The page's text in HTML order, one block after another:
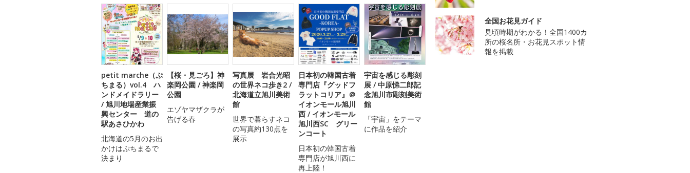
petit marche（ぷ
ちまる）vol.4 ハ
ンドメイドラリー
/ 旭川地場産業振
興センター 道の
駅あさひかわ
北海道の5月のお出
かけはぷちまるで
決まり
【桜・見ごろ】神
楽岡公園 / 神楽岡
公園
エゾヤマザクラが
告げる春
写真展 岩合光昭
の世界ネコ歩き2 /
北海道立旭川美術
館
世界で暮らすネコ
の写真約130点を
展示
日本初の韓国古着
専門店『グッドフ
ラットコリア』＠
イオンモール旭川
西 / イオンモール
旭川西SC グリー
ンコート
日本初の韓国古着
専門店が旭川西に
再上陸！
宇宙を感じる彫刻
展 / 中原悌二郎記
念旭川市彫刻美術
館
「宇宙」をテーマ
に作品を紹介
全国お花見ガイド
見頃時期がわかる！全国1400カ
所の桜名所・お花見スポット情
報を掲載